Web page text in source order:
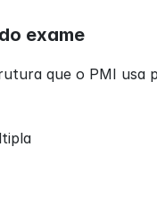
exame
que o PMI usa